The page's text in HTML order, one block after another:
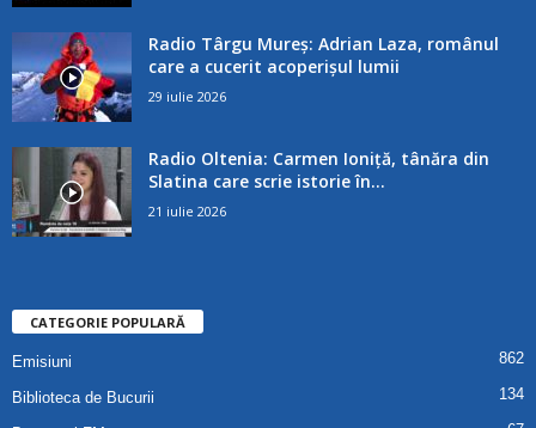
Radio Târgu Mureș: Adrian Laza, românul
care a cucerit acoperișul lumii
29 iulie 2026
Radio Oltenia: Carmen Ioniță, tânăra din
Slatina care scrie istorie în...
21 iulie 2026
CATEGORIE POPULARĂ
Emisiuni 862
Biblioteca de Bucurii 134